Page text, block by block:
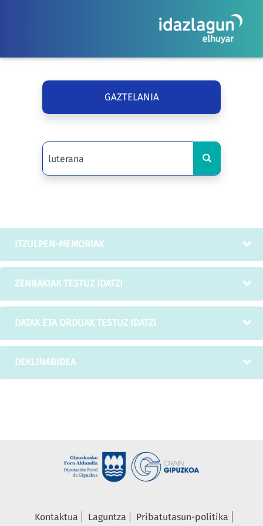
GAZTELANIA
ITZULPEN-MEMORIAK
ZENBAKIAK TESTUZ IDATZI
DATAK ETA ORDUAK TESTUZ IDATZI
DEKLINABIDEA
Kontaktua Laguntza
Pribatutasun-politika